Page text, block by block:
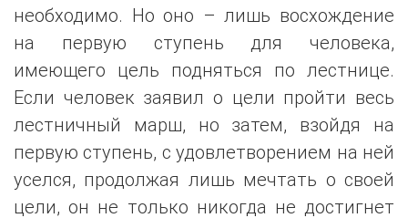
необходимо. Но оно – лишь восхождение
на первую ступень для человека,
имеющего цель подняться по лестнице.
Если человек заявил о цели пройти весь
лестничный марш, но затем, взойдя на
первую ступень, с удовлетворением на ней
уселся, продолжая лишь мечтать о своей
цели, он не только никогда не достигнет